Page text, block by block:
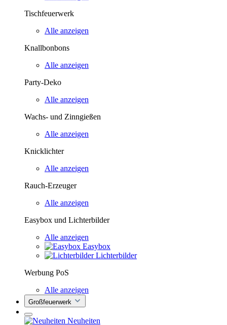
Tischfeuerwerk
Alle anzeigen
Knallbonbons
Alle anzeigen
Party-Deko
Alle anzeigen
Wachs- und Zinngießen
Alle anzeigen
Knicklichter
Alle anzeigen
Rauch-Erzeuger
Alle anzeigen
Easybox und Lichterbilder
Alle anzeigen
Easybox
Lichterbilder
Werbung PoS
Alle anzeigen
Großfeuerwerk
Neuheiten